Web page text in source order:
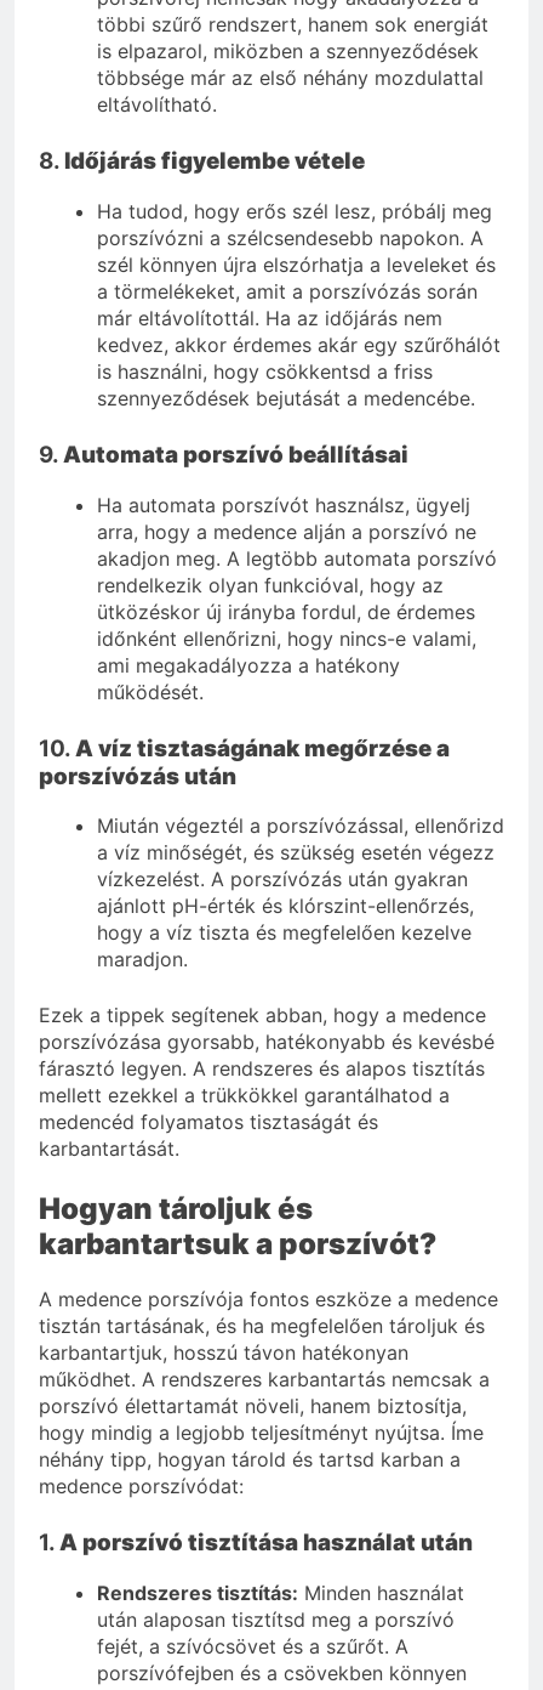
többi szűrő rendszert, hanem sok energiát
is elpazarol, miközben a szennyeződések
többsége már az első néhány mozdulattal
eltávolítható.
8. Időjárás figyelembe vétele
Ha tudod, hogy erős szél lesz, próbálj meg
porszívózni a szélcsendesebb napokon. A
szél könnyen újra elszórhatja a leveleket és
a törmelékeket, amit a porszívózás során
már eltávolítottál. Ha az időjárás nem
kedvez, akkor érdemes akár egy szűrőhálót
is használni, hogy csökkentsd a friss
szennyeződések bejutását a medencébe.
9.Automata porszívó beállításai
Ha automata porszívót használsz, ügyelj
arra, hogy a medence alján a porszívó ne
akadjon meg. A legtöbb automata porszívó
rendelkezik olyan funkcióval, hogy az
ütközéskor új irányba fordul, de érdemes
időnként ellenőrizni, hogy nincs-e valami,
ami megakadályozza a hatékony
működését.
10. A víz tisztaságának megőrzése a
porszívózás után
Miután végeztél a porszívózással, ellenőrizd
a víz minőségét, és szükség esetén végezz
vízkezelést. A porszívózás után gyakran
ajánlott pH-érték és klórszint-ellenőrzés,
hogy a víz tiszta és megfelelően kezelve
maradjon.
Ezek a tippek segítenek abban, hogy a medence
porszívózása gyorsabb, hatékonyabb és kevésbé
fárasztó legyen. A rendszeres és alapos tisztítás
mellett ezekkel a trükkökkel garantálhatod a
medencéd folyamatos tisztaságát és
karbantartását.
Hogyan tároljuk és
karbantartsuk a porszívót?
A medence porszívója fontos eszköze a medence
tisztán tartásának, és ha megfelelően tároljuk és
karbantartjuk, hosszú távon hatékonyan
működhet. A rendszeres karbantartás nemcsak a
porszívó élettartamát növeli, hanem biztosítja,
hogy mindig a legjobb teljesítményt nyújtsa. Íme
néhány tipp, hogyan tárold és tartsd karban a
medence porszívódat:
1.A porszívó tisztítása használat után
Rendszeres tisztítás: Minden használat
után alaposan tisztítsd meg a porszívó
fejét, a szívócsövet és a szűrőt. A
porszívófejben és a csövekben könnyen